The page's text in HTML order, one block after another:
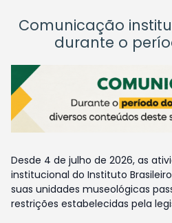
Comunicação
durante o
Desde 4 de julho de 2026, as
institucional do Instituto
suas unidades museológicas
restrições estabelecidas pela